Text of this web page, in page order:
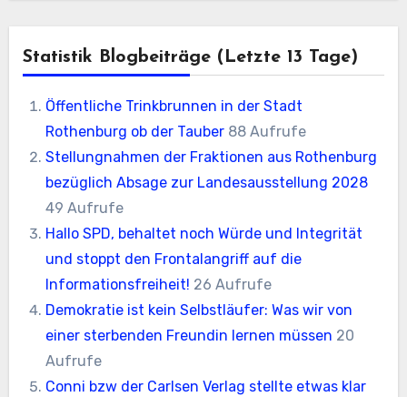
Statistik Blogbeiträge (letzte 13 Tage)
Öffentliche Trinkbrunnen in der Stadt
Rothenburg ob der Tauber 88 Aufrufe
Stellungnahmen der Fraktionen aus Rothenburg
bezüglich Absage zur Landesausstellung 2028
49 Aufrufe
Hallo SPD, behaltet noch Würde und Integrität
und stoppt den Frontalangriff auf die
Informationsfreiheit! 26 Aufrufe
Demokratie ist kein Selbstläufer: Was wir von
einer sterbenden Freundin lernen müssen 20
Aufrufe
Conni bzw der Carlsen Verlag stellte etwas klar